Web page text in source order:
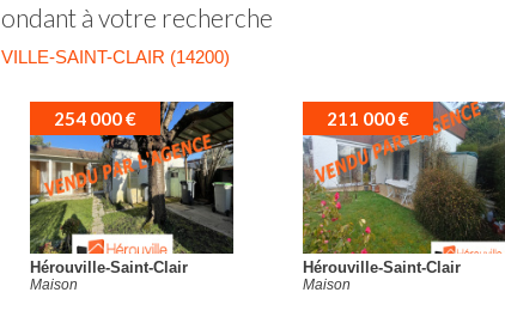
à votre recherche
SAINT-CLAIR (14200)
254 000 €
Saint-Clair
211 000 €
Hérouville-Saint-Clair